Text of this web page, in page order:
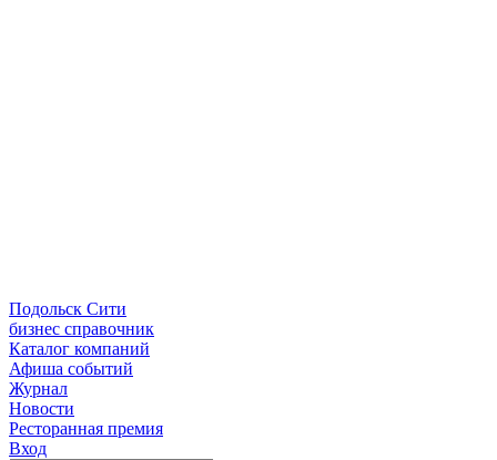
Подольск Сити
бизнес справочник
Каталог компаний
Афиша событий
Журнал
Новости
Ресторанная премия
Вход